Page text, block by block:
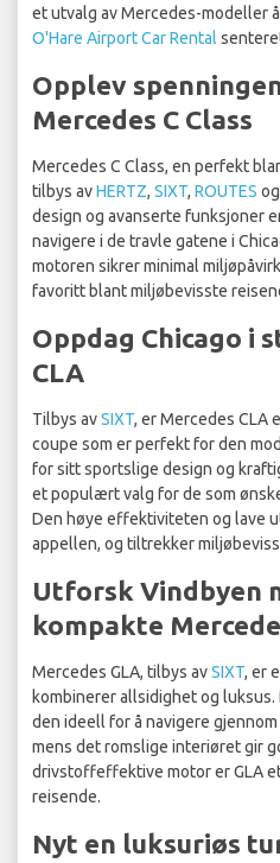
et utvalg av Mercedes-modeller
O'Hare Airport Car Rental
Opplev
Mercedes C Class
Mercedes C Class, en perfekt
tilbys avHERTZ, SIXT, ROUTES og
design og avanserte funksjoner
navigere i de travle gatene i
motoren sikrer minimal
favoritt blant miljøbevisste
Oppdag Chicago i
CLA
Tilbys avSIXT, er Mercedes CLA
coupe som er perfekt for den
for sitt sportslige design og
et populært valg for de som
Den høye effektiviteten og lave
appellen, og tiltrekker
Utforsk Vindbyen
kompakte
Mercedes GLA, tilbys avSIXT, er
kombinerer allsidighet og
den ideell for å navigere
mens det romslige interiøret gir
drivstoffeffektive motor er GLA
reisende.
Nyt en luksuriøs